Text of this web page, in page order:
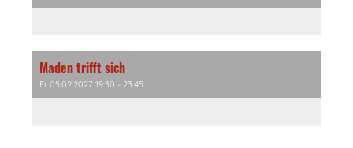
Maden trifft sich
Fr 05.02.2027 19:30 - 23:45